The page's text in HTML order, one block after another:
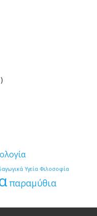
Υγεία Φιλοσοφία
παραμύθια